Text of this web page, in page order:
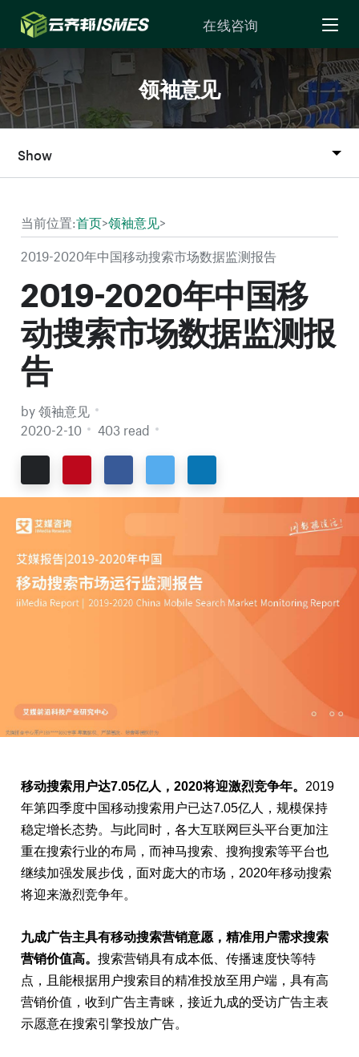
Skip to Content
在线咨询
领袖意见
Show
当前位置:首页>领袖意见>
2019-2020年中国移动搜索市场数据监测报告
2019-2020年中国移
动搜索市场数据监测报
告
by 领袖意见
2020-2-10
403 read
移动搜索用户达7.05亿人，2020将迎激烈竞争年。 2019
年第四季度中国移动搜索用户已达7.05亿人，规模保持
稳定增长态势。与此同时，各大互联网巨头平台更加注
重在搜索行业的布局，而神马搜索、搜狗搜索等平台也
继续加强发展步伐，面对庞大的市场，2020年移动搜索
将迎来激烈竞争年。
九成广告主具有移动搜索营销意愿，精准用户需求搜索
营销价值高。搜索营销具有成本低、传播速度快等特
点，且能根据用户搜索目的精准投放至用户端，具有高
营销价值，收到广告主青睐，接近九成的受访广告主表
示愿意在搜索引擎投放广告。